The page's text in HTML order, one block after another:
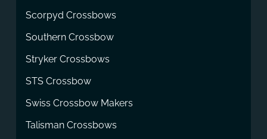
Scorpyd Crossbows
Southern Crossbow
Stryker Crossbows
STS Crossbow
Swiss Crossbow Makers
Talisman Crossbows